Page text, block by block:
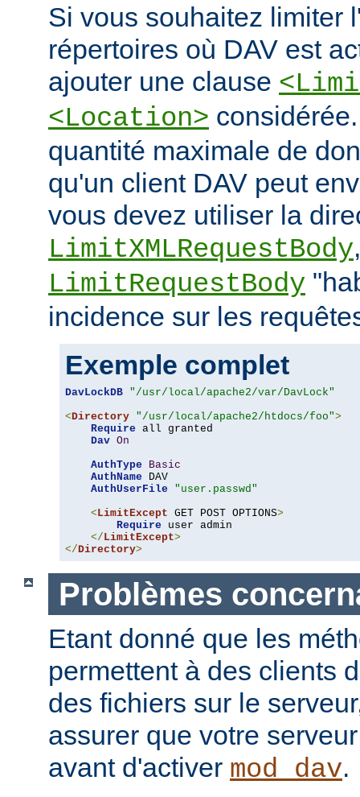
Si vous souhaitez limiter
répertoires où DAV est
ajouter une clause
<Location>
quantité maximale de
qu'un client DAV peut
vous devez utiliser la
LimitXMLRequestBody
LimitRequestBody
incidence sur les
Exemple complet
DavLockDB "/usr/local/apache2/var/DavLock"
<Directory "/usr/local/apache2/htdocs/foo">
Require all granted
Dav On
AuthType
Basic
AuthName DAV
AuthUserFile
"user.passwd"
< LimitExcept GET POST OPTIONS>
Require user admin
</ LimitExcept>
</Directory>
Problèmes
Etant donné que les
permettent à des clients
des fichiers sur le
assurer que votre
avant d'activer mod_dav.